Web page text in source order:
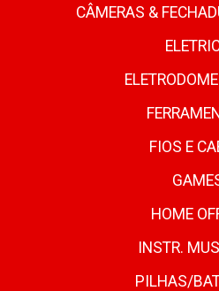
CÂMERAS &
FIOS E
HOME
INSTR.
PILHAS/